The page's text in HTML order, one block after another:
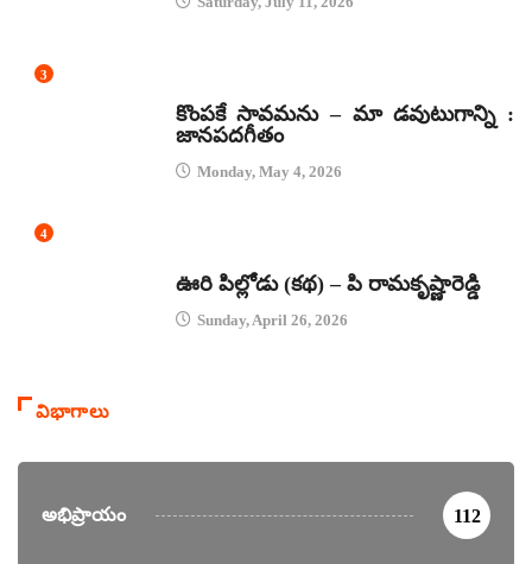
3
కొంపకే సావమను – మా డవుటుగాన్ని :
జానపదగీతం
Monday, May 4, 2026
4
ఊరి పిల్లోడు (కథ) – పి రామకృష్ణారెడ్డి
Sunday, April 26, 2026
విభాగాలు
అభిప్రాయం 112